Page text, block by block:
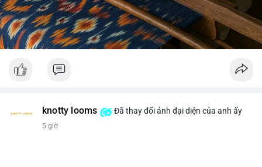
knotty looms Đã thay đổi ảnh đại diện của anh ấy
5 giờ